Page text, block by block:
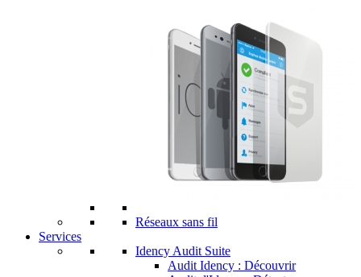
Réseaux sans fil
Services
Idency Audit Suite
Audit Idency : Découvrir